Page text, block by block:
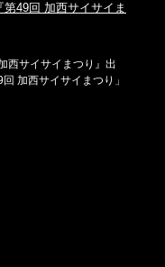
49回 加西サイサイま
西サイサイまつり』出
加西サイサイまつり」